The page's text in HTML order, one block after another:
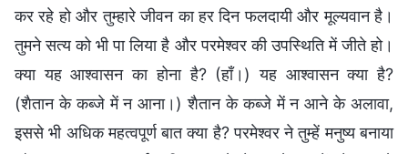
कर रहे हो और तुम्हारे जीवन का हर दिन फलदायी और मूल्यवान है।
तुमने सत्य को भी पा लिया है और परमेश्वर की उपस्थिति में जीते हो।
क्या यह आश्वासन का होना है? (हाँ।) यह आश्वासन क्या है?
(शैतान के कब्जे में न आना।) शैतान के कब्जे में न आने के अलावा,
इससे भी अधिक महत्वपूर्ण बात क्या है? परमेश्वर ने तुम्हें मनुष्य बनाया